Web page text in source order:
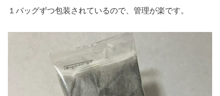
１バッグずつ包装されているので、管理が楽です。